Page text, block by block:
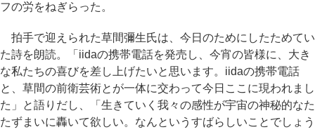
フの労をねぎらった。
拍手で迎えられた草間彌生氏は、今日のためにしたためてい
た詩を朗読。「iidaの携帯電話を発売し、今宵の皆様に、大き
な私たちの喜びを差し上げたいと思います。iidaの携帯電話
と、草間の前衛芸術とが一体に交わって今日ここに現われまし
た」と語りだし、「生きていく我々の感性が宇宙の神秘的なた
たずまいに轟いて欲しい。なんというすばらしいことでしょう